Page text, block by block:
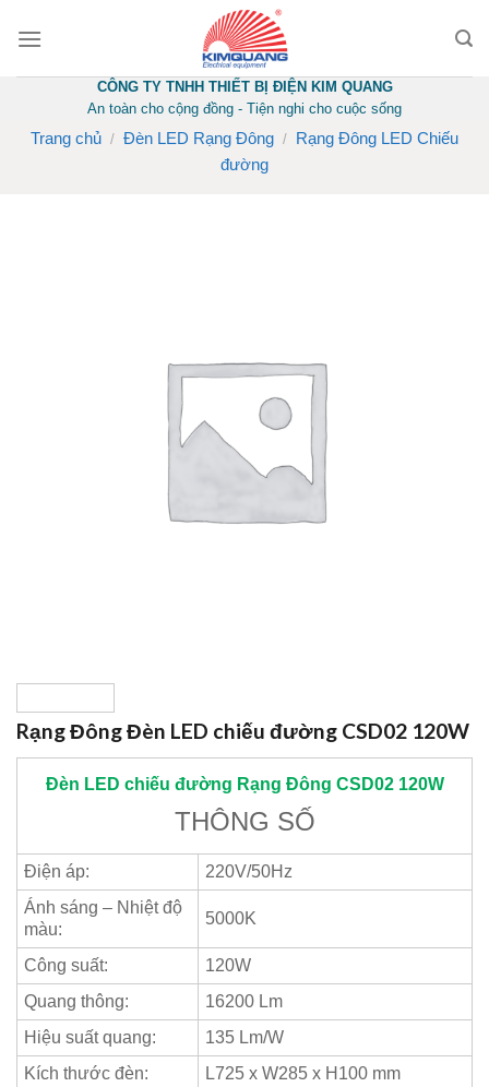
CÔNG TY TNHH THIẾT BỊ ĐIỆN KIM QUANG
An toàn cho cộng đồng - Tiện nghi cho cuộc sống
Trang chủ / Đèn LED Rạng Đông /
Rạng Đông LED Chiếu
đường
Rạng Đông Đèn LED chiếu đường CSD02 120W
Đèn LED chiếu đường Rạng Đông CSD02 120W
THÔNG SỐ
Điện áp:
220V/50Hz
Ánh sáng – Nhiệt độ
màu:
5000K
Công suất:
120W
Quang thông:
16200 Lm
Hiệu suất quang:
135 Lm/W
Kích thước đèn:
L725 x W285 x H100 mm